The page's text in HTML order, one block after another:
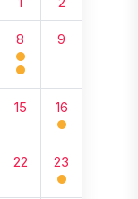
8 9
15 16
22 23